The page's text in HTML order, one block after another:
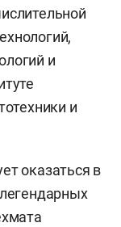
и
и
оказаться в